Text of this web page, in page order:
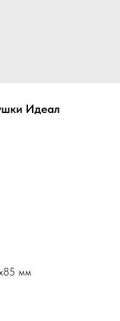
Идеал
мм